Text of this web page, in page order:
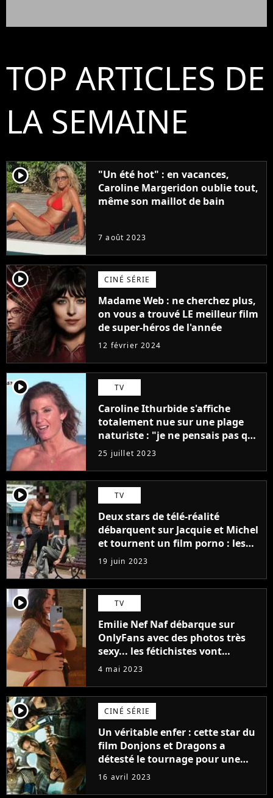
TOP ARTICLES DE
LA SEMAINE
player2
"Un été hot" : en vacances,
Caroline Margeridon oublie tout,
même son maillot de bain
7 août 2023
player2 CINÉ SÉRIE
Madame Web : ne cherchez plus,
on vous a trouvé LE meilleur film
de super-héros de l'année
12 février 2024
player2 TV
Caroline Ithurbide s'affiche
totalement nue sur une plage
naturiste : "je ne pensais pas que
j'arriverais à le faire..."
25 juillet 2023
player2 TV
Deux stars de télé-réalité
débarquent sur Jacquie et Michel
et tournent un film porno : les
premières images du tournage
(exclu)
19 juin 2023
player2 TV
Emilie Nef Naf débarque sur
OnlyFans avec des photos très
sexy... les fétichistes vont
prendre leur pied !
4 mai 2023
player2 CINÉ SÉRIE
Un véritable enfer : cette star du
film Donjons et Dragons a
détesté le tournage pour une
raison très spéciale
16 avril 2023